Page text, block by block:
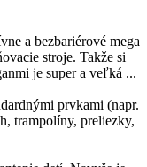
a bezbariérové mega
stroje. Takže si
je super a veľká ...
prvkami (napr.
trampolíny, preliezky,